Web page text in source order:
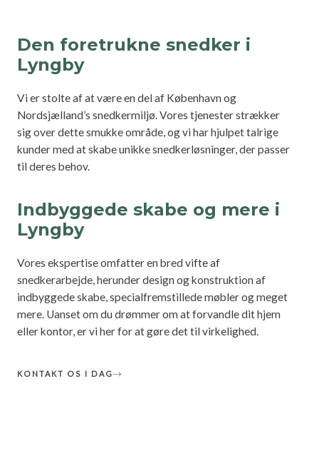
Den foretrukne snedker i
Lyngby
Vi er stolte af at være en del af København og
Nordsjælland’s snedkermiljø. Vores tjenester strækker
sig over dette smukke område, og vi har hjulpet talrige
kunder med at skabe unikke snedkerløsninger, der passer
til deres behov.
Indbyggede skabe og mere i
Lyngby
Vores ekspertise omfatter en bred vifte af
snedkerarbejde, herunder design og konstruktion af
indbyggede skabe, specialfremstillede møbler og meget
mere. Uanset om du drømmer om at forvandle dit hjem
eller kontor, er vi her for at gøre det til virkelighed.
KONTAKT OS I DAG